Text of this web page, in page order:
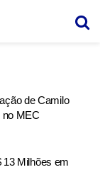
de Camilo
no MEC
13 Milhões em